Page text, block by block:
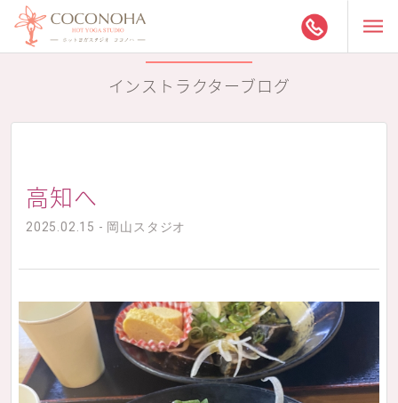
インストラクターブログ
高知へ
2025.02.15 - 岡山スタジオ